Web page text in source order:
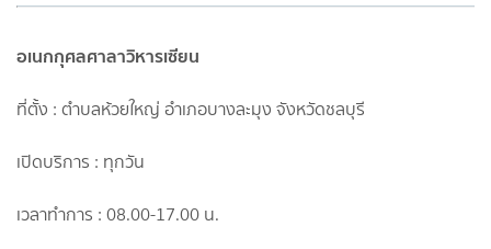
อเนกกุศลศาลาวิหารเซียน
ที่ตั้ง : ตำบลห้วยใหญ่ อำเภอบางละมุง จังหวัดชลบุรี
เปิดบริการ : ทุกวัน
เวลาทำการ : 08.00-17.00 น.